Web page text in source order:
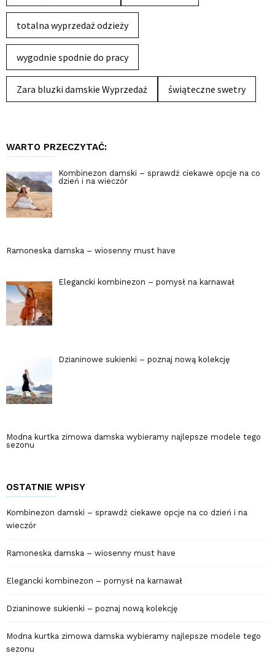
totalna wyprzedaż odzieży
wygodnie spodnie do pracy
Zara bluzki damskie Wyprzedaż świąteczne swetry
WARTO PRZECZYTAĆ:
Kombinezon damski – sprawdź ciekawe opcje na co
dzień i na wieczór
Ramoneska damska – wiosenny must have
Elegancki kombinezon – pomysł na karnawał
Dzianinowe sukienki – poznaj nową kolekcję
Modna kurtka zimowa damska wybieramy najlepsze modele tego
sezonu
OSTATNIE WPISY
Kombinezon damski – sprawdź ciekawe opcje na co dzień i na
wieczór
Ramoneska damska – wiosenny must have
Elegancki kombinezon – pomysł na karnawał
Dzianinowe sukienki – poznaj nową kolekcję
Modna kurtka zimowa damska wybieramy najlepsze modele tego
sezonu